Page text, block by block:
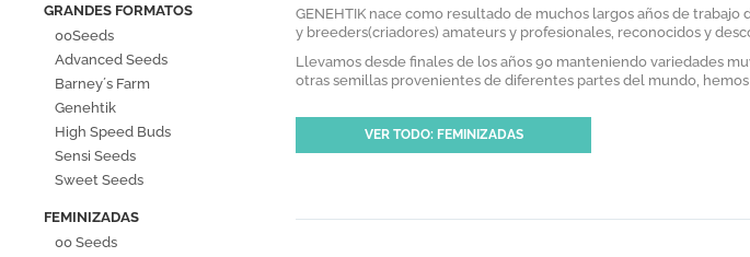
GRANDES FORMATOS
00Seeds
Advanced Seeds
Barney´s Farm
Genehtik
High Speed Buds
Sensi Seeds
Sweet Seeds
FEMINIZADAS
00 Seeds
GENEHTIK nace como resultado de muchos largos años de
y breeders(criadores) amateurs y profesionales, reconocidos y
Llevamos desde finales de los años 90 manteniendo variedades
otras semillas provenientes de diferentes partes del mundo,
VER TODO: FEMINIZADAS